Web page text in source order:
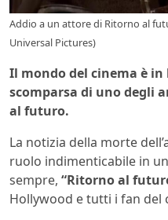
Addio a un attore di Ritorno al
Universal Pictures)
Il mondo del cinema è
scomparsa di uno degli
al futuro.
La notizia della morte del
ruolo indimenticabile in
sempre, “Ritorno al
Hollywood e tutti i fan del